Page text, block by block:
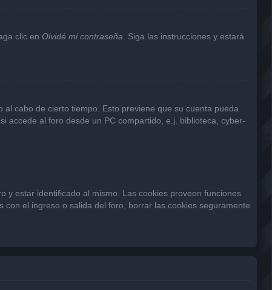
clic en Olvidé mi contraseña . Siga las instrucciones y estará
cabo de cierto tiempo. Esto previene que su cuenta pueda
accede al foro desde un PC compartido, e.j. biblioteca, cyber-
y estar identificado al mismo. Las cookies proveen funciones
el ingreso o salida del foro, borrar las cookies seguramente